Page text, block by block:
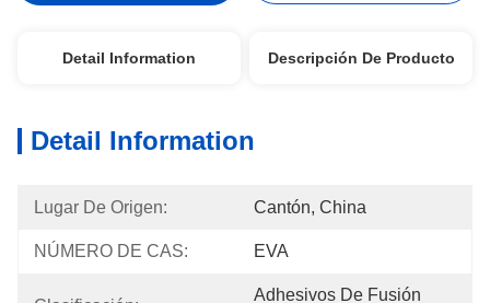
Detail Information Descripción De Producto
Detail Information
Lugar De Origen: Cantón, China
NÚMERO DE CAS: EVA
Adhesivos De Fusión